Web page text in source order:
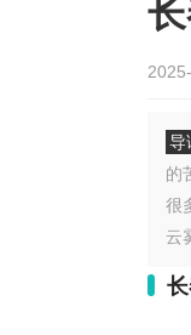
导
的
很
云